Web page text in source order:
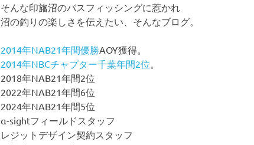
そんな印旛沼のバスフィッシングに惹かれ
沼の釣りの楽しさを伝えたい、そんなブログ。
2014年NAB21年間優勝AOY獲得。
2014年NBCチャプター千葉年間2位
2018年NAB21年間2位
2022年NAB21年間6位
2024年NAB21年間5位
α-sightフィールドスタッフ
レジットデザイン契約スタッフ